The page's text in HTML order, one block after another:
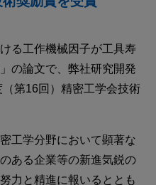
る工作機械因子が工具寿
の論文で、弊社研究開発
第16回）精密工学会技術
工学分野において顕著な
ある企業等の新進気鋭の
力と精進に報いるととも